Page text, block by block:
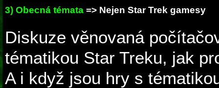
3) Obecná témata => Nejen Star Trek gamesy
Diskuze věnovaná
tématikou Star Treku, jak
A i když jsou hry s